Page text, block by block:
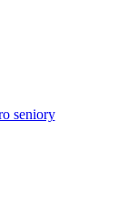
seniory